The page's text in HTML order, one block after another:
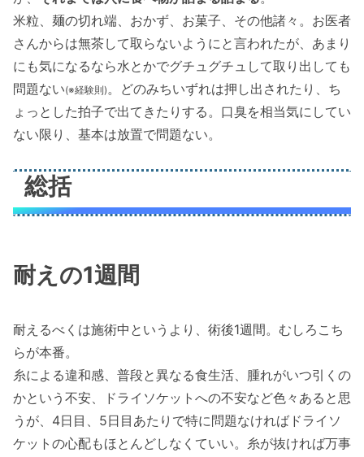
米粒、麺の切れ端、おかず、お菓子、その他諸々。お医者
さんからは無茶して取らないようにと言われたが、あまり
にも気になるなら水とかでグチュグチュして取り出しても
問題ない(※経験則)。どのみちいずれは押し出されたり、ち
ょっとした拍子で出てきたりする。口臭を相当気にしてい
ない限り、基本は放置で問題ない。
総括
耐えの1週間
耐えるべくは施術中というより、術後1週間。むしろこち
らが本番。
糸による違和感、普段と異なる食生活、腫れがいつ引くの
かという不安、ドライソケットへの不安など色々あると思
うが、4日目、5日目あたりで特に問題なければドライソ
ケットの心配もほとんどしなくていい。糸が抜ければ万事